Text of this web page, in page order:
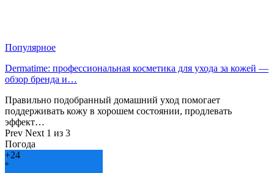
Популярное
Dermatime: профессиональная косметика для ухода за кожей —
обзор бренда и…
Правильно подобранный домашний уход помогает
поддерживать кожу в хорошем состоянии, продлевать
эффект…
Prev Next 1 из 3
Погода
+24
°